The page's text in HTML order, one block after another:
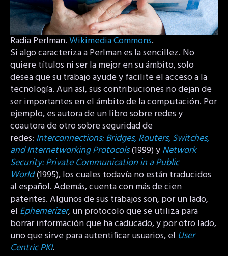
Radia Perlman.Wikimedia Commons.
Si algo caracteriza a Perlman es la sencillez. No
quiere títulos ni ser la mejor en su ámbito, solo
desea que su trabajo ayude y facilite el acceso a la
tecnología. Aun así, sus contribuciones no dejan de
ser importantes en el ámbito de la computación. Por
ejemplo, es autora de un libro sobre redes y
coautora de otro sobre seguridad de
redes: Interconnections: Bridges, Routers, Switches,
and Internetworking Protocols(1999) yNetwork
Security: Private Communication in a Public
World(1995), los cuales todavía no están traducidos
al español. Además, cuenta con más de cien
patentes. Algunos de sus trabajos son, por un lado,
el Ephemerizer, un protocolo que se utiliza para
borrar información que ha caducado, y por otro lado,
uno que sirve para autentificar usuarios, el User
Centric PKI.